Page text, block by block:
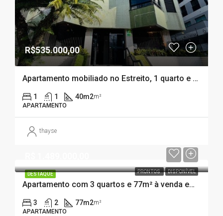
R$535.000,00
Apartamento mobiliado no Estreito, 1 quarto e garagem coberta- FLORIANÓPOLIS – SC
1 1 40m2m²
APARTAMENTO
thayse
DESTAQUE PRONTOS DISPONÍVEL
Apartamento com 3 quartos e 77m² à venda em Centro, Florianópolis.
3 2 77m2m²
APARTAMENTO